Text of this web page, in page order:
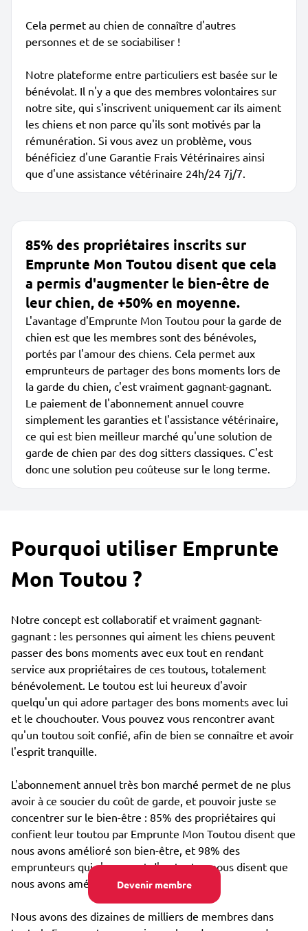
Devenir membre
Cela permet au chien de connaître d'autres
personnes et de se sociabiliser !
Notre plateforme entre particuliers est basée sur le
bénévolat. Il n'y a que des membres volontaires sur
notre site, qui s'inscrivent uniquement car ils aiment
les chiens et non parce qu'ils sont motivés par la
rémunération. Si vous avez un problème, vous
bénéficiez d'une Garantie Frais Vétérinaires ainsi
que d'une assistance vétérinaire 24h/24 7j/7.
85% des propriétaires inscrits sur
Emprunte Mon Toutou disent que cela
a permis d'augmenter le bien-être de
leur chien, de +50% en moyenne.
L'avantage d'Emprunte Mon Toutou pour la garde de
chien est que les membres sont des bénévoles,
portés par l'amour des chiens. Cela permet aux
emprunteurs de partager des bons moments lors de
la garde du chien, c'est vraiment gagnant-gagnant.
Le paiement de l'abonnement annuel couvre
simplement les garanties et l'assistance vétérinaire,
ce qui est bien meilleur marché qu'une solution de
garde de chien par des dog sitters classiques. C'est
donc une solution peu coûteuse sur le long terme.
Pourquoi utiliser Emprunte
Mon Toutou ?
Notre concept est collaboratif et vraiment gagnant-
gagnant : les personnes qui aiment les chiens peuvent
passer des bons moments avec eux tout en rendant
service aux propriétaires de ces toutous, totalement
bénévolement. Le toutou est lui heureux d'avoir
quelqu'un qui adore partager des bons moments avec lui
et le chouchouter. Vous pouvez vous rencontrer avant
qu'un toutou soit confié, afin de bien se connaître et avoir
l'esprit tranquille.
L'abonnement annuel très bon marché permet de ne plus
avoir à ce soucier du coût de garde, et pouvoir juste se
concentrer sur le bien-être : 85% des propriétaires qui
confient leur toutou par Emprunte Mon Toutou disent que
nous avons amélioré son bien-être, et 98% des
emprunteurs qui s'occupent d'un toutou nous disent que
nous avons amélioré leur propre bien-être.
Nous avons des dizaines de milliers de membres dans